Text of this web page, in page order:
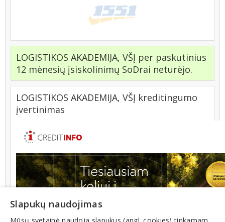
LOGISTIKOS AKADEMIJA, VŠĮ per paskutinius
12 mėnesių įsiskolinimų SoDrai neturėjo.
LOGISTIKOS AKADEMIJA, VŠĮ kreditingumo
įvertinimas
Slapukų naudojimas